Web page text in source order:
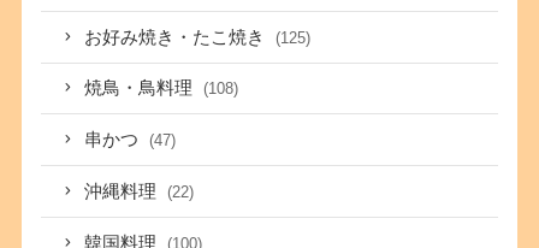
お好み焼き・たこ焼き (125)
焼鳥・鳥料理 (108)
串かつ (47)
沖縄料理 (22)
韓国料理 (100)